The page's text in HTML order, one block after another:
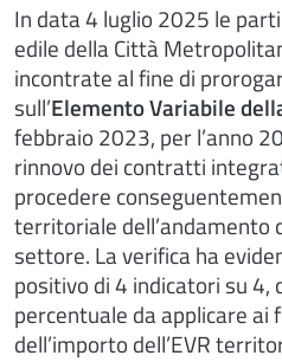
In data 4 luglio 2025 le
edile della Città
incontrate al fine di
sull’Elemento Variabile
febbraio 2023, per l’anno
rinnovo dei contratti
procedere
territoriale dell’andamento
settore. La verifica ha
positivo di 4 indicatori su 4,
percentuale da applicare
dell’importo dell’EVR